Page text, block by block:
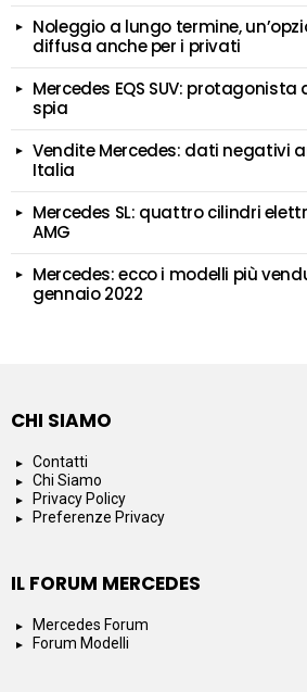
Noleggio a lungo termine,
diffusa anche per i privati
Mercedes EQS SUV:
spia
Vendite Mercedes: dati negativi
Italia
Mercedes SL: quattro cilindri
AMG
Mercedes: ecco i modelli più
gennaio 2022
CHI SIAMO
Contatti
Chi Siamo
Privacy Policy
Preferenze Privacy
IL FORUM MERCEDES
Mercedes Forum
Forum Modelli